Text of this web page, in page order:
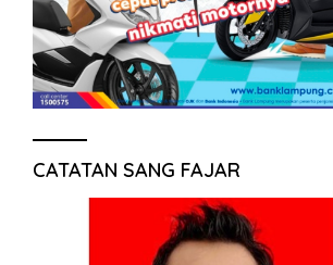
CATATAN SANG FAJAR